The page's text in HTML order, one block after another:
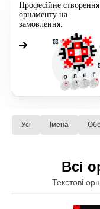
Професійне створення
орнаменту на
замовлення.
Усі Імена
Всі
Текстові